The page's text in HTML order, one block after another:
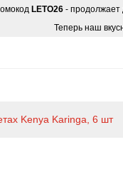
LETO26 - продолжает
Теперь наш
Kenya Karinga, 6 шт